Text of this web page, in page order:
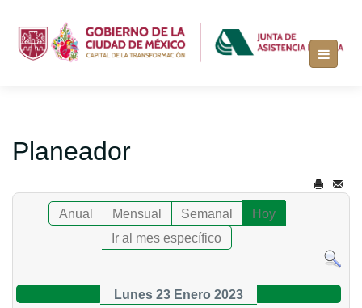
Planeador
Anual Mensual Semanal
Hoy
Ir al mes específico
Lunes 23 Enero 2023